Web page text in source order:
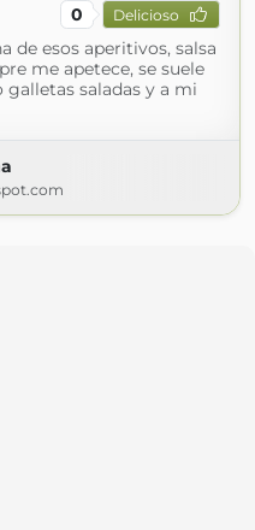
0 Delicioso
de esos aperitivos, salsa
me apetece, se suele
saladas y a mi